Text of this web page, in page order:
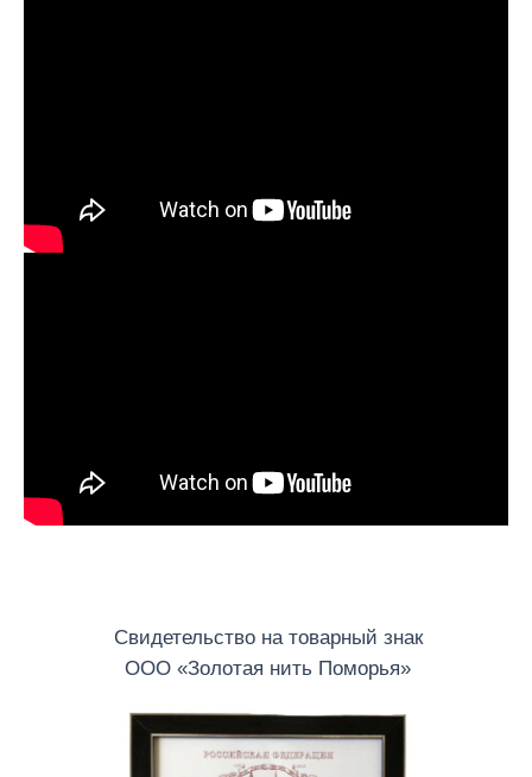
Свидетельство на товарный знак
ООО «Золотая нить Поморья»